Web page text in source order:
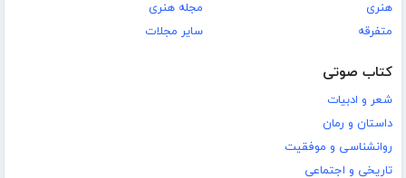
هنری
متفرقه
مجله هنری
سایر مجلات
کتاب صوتی
شعر و ادبیات
داستان و رمان
روانشناسی و موفقیت
تاریخی و اجتماعی